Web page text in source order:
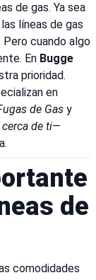
de gas. Ya sea
líneas de gas
Pero cuando algo
En Bugge
prioridad.
en
de Gas y
de ti—
de
comodidades